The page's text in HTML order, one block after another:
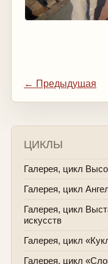
← Предыдущая
ЦИКЛЫ
Галерея, цикл
Галерея, цикл
Галерея, цикл
искусств
Галерея, цикл
Галерея, цикл